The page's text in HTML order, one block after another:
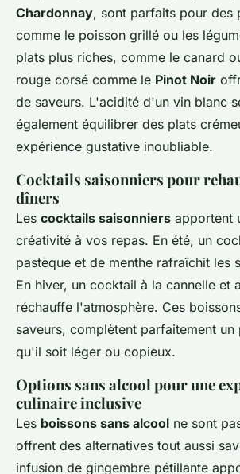
Chardonnay, sont parfaits pour des
comme le poisson grillé ou les
plats plus riches, comme le canard
rouge corsé comme le Pinot Noir
de saveurs. L'acidité d'un vin blanc
également équilibrer des plats
expérience gustative inoubliable.
Cocktails saisonniers pour
dîners
Les cocktails saisonniers apportent
créativité à vos repas. En été, un
pastèque et de menthe rafraîchit les
En hiver, un cocktail à la cannelle et
réchauffe l'atmosphère. Ces
saveurs, complètent parfaitement
qu'il soit léger ou copieux.
Options sans alcool pour une
culinaire inclusive
Les boissons sans alcool ne sont
offrent des alternatives tout aussi
infusion de gingembre pétillante